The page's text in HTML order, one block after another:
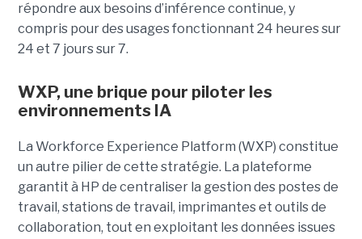
répondre aux besoins d’inférence continue, y
compris pour des usages fonctionnant 24 heures sur
24 et 7 jours sur 7.
WXP, une brique pour piloter les
environnements IA
La Workforce Experience Platform (WXP) constitue
un autre pilier de cette stratégie. La plateforme
garantit à HP de centraliser la gestion des postes de
travail, stations de travail, imprimantes et outils de
collaboration, tout en exploitant les données issues